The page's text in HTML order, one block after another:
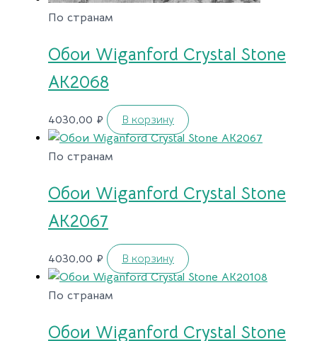
По странам
Обои Wiganford Crystal Stone
AK2068
4030,00 ₽ В корзину
По странам
Обои Wiganford Crystal Stone
AK2067
4030,00 ₽ В корзину
По странам
Обои Wiganford Crystal Stone